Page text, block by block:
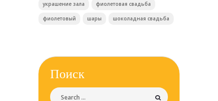
украшение зала фиолетовая свадьба
фиолетовый шары шоколадная свадьба
Поиск